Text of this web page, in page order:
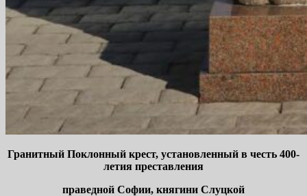
Гранитный Поклонный крест, установленный в честь 400-
летия преставления
праведной Софии, княгини Слуцкой